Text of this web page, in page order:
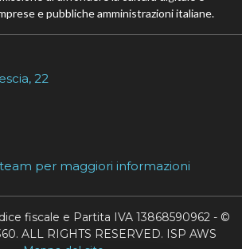
e pubbliche amministrazioni italiane.
22
per maggiori informazioni
fiscale e Partita IVA 13868590962 - ©
ALL RIGHTS RESERVED. ISP AWS